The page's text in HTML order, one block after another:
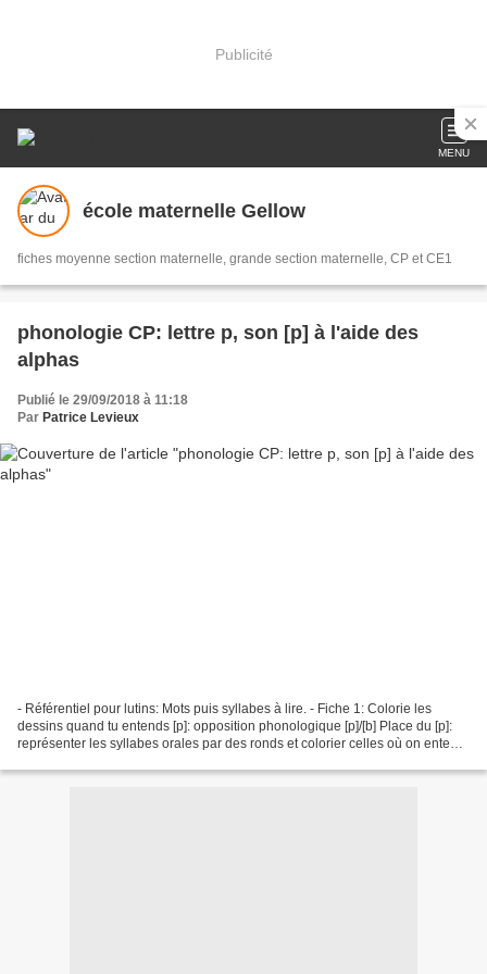
Publicité
MENU
école maternelle Gellow
fiches moyenne section maternelle, grande section maternelle, CP et CE1
phonologie CP: lettre p, son [p] à l'aide des
alphas
Publié le 29/09/2018 à 11:18
Par Patrice Levieux
- Référentiel pour lutins: Mots puis syllabes à lire. - Fiche 1: Colorie les
dessins quand tu entends [p]: opposition phonologique [p]/[b] Place du [p]:
représenter les syllabes orales par des ronds et colorier celles où on entend